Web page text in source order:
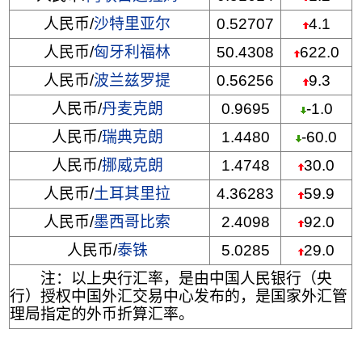
人民币/沙特里亚尔 0.52707
4.1
人民币/匈牙利福林 50.4308
622.0
人民币/波兰兹罗提 0.56256
9.3
人民币/丹麦克朗 0.9695
-1.0
人民币/瑞典克朗 1.4480
-60.0
人民币/挪威克朗 1.4748
30.0
人民币/土耳其里拉 4.36283
59.9
人民币/墨西哥比索 2.4098
92.0
人民币/泰铢 5.0285
29.0
注：以上央行汇率，是由中国人民银行（央
行）授权中国外汇交易中心发布的，是国家外汇管
理局指定的外币折算汇率。